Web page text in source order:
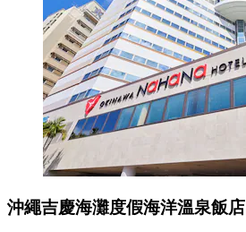
沖繩吉慶海灘度假海洋溫泉飯店